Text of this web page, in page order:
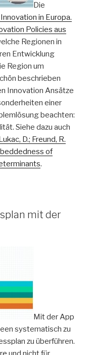
Die
in Europa.
Policies aus
Regionen in
Entwicklung
Region um
beschrieben
Innovation Ansätze
einer
beachten:
Siehe dazu auch
D.; Freund, R.
of
.
mit der
Mit der App
systematisch zu
zu überführen.